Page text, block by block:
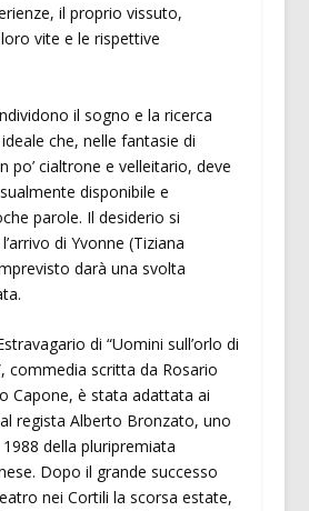
il proprio vissuto,
vite e le rispettive
il sogno e la ricerca
che, nelle fantasie di
po’ cialtrone e velleitario, deve
disponibile e
parole. Il desiderio si
di Yvonne (Tiziana
darà una svolta
di “Uomini sull’orlo di
commedia scritta da Rosario
Capone, è stata adattata ai
regista Alberto Bronzato, uno
della pluripremiata
Dopo il grande successo
nei Cortili la scorsa estate,